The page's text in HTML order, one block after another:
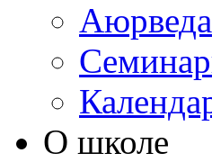
Аюрведа
О школе